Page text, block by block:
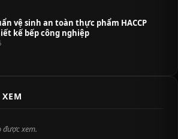
vệ sinh an toàn thực phẩm HACCP
kế bếp công nghiệp
được xem.